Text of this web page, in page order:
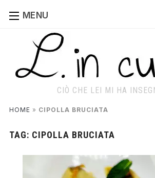
MENU
CIÒ CHE LEI MI HA
HOME » CIPOLLA BRUCIATA
TAG: CIPOLLA BRUCIATA